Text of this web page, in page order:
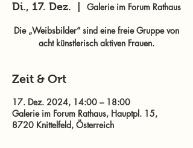
Di., 17. Dez. Galerie im Forum Rathaus
Die „Weibsbilder“ sind eine freie Gruppe von
acht künstlerisch aktiven Frauen.
Zeit & Ort
17. Dez. 2024, 14:00 – 18:00
Galerie im Forum Rathaus, Hauptpl. 15,
8720 Knittelfeld, Österreich